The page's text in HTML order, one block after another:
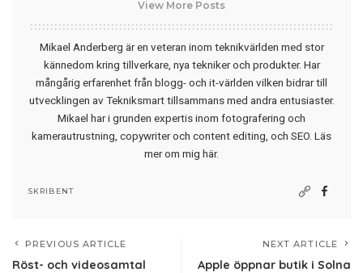
View More Posts
Mikael Anderberg är en veteran inom teknikvärlden med stor
kännedom kring tillverkare, nya tekniker och produkter. Har
mångårig erfarenhet från blogg- och it-världen vilken bidrar till
utvecklingen av Tekniksmart tillsammans med andra entusiaster.
Mikael har i grunden expertis inom fotografering och
kamerautrustning, copywriter och content editing, och SEO. Läs
mer om mig här.
SKRIBENT
PREVIOUS ARTICLE
Röst- och videosamtal
NEXT ARTICLE
Apple öppnar butik i Solna